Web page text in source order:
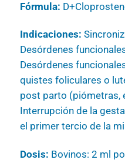
Fórmula:
Indicaciones:
Desórdenes
Desórdenes
quistes foliculares o
post parto (piómetras,
Interrupción de la
el primer tercio de la
Dosis: Bovinos: 2 ml